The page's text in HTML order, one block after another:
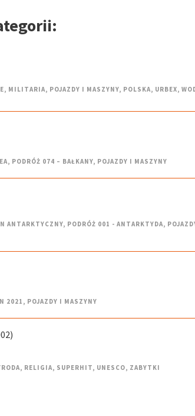
, MILITARIA, POJAZDY I MASZYNY, POLSKA, URBEX,
, PODRÓŻ 074 – BAŁKANY, POJAZDY I MASZYNY
ANTARKTYCZNY, PODRÓŻ 001 - ANTARKTYDA,
2021 , POJAZDY I MASZYNY
, RELIGIA, SUPERHIT, UNESCO, ZABYTKI